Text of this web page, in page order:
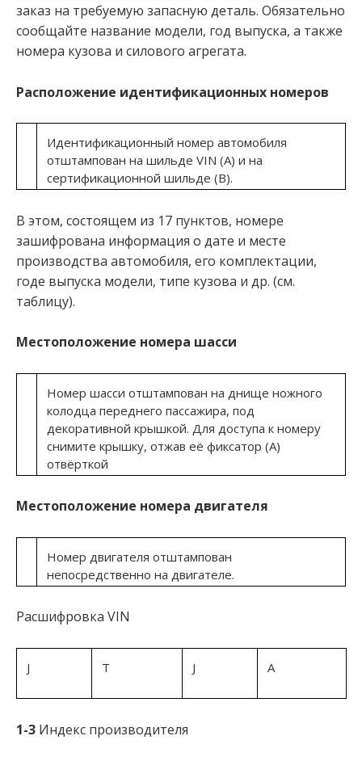
заказ на требуемую запасную деталь. Обязательно
сообщайте название модели, год выпуска, а также
номера кузова и силового агрегата.
Расположение идентификационных номеров
Идентификационный номер автомобиля
отштампован на шильде VIN (A) и на
сертификационной шильде (B).
В этом, состоящем из 17 пунктов, номере
зашифрована информация о дате и месте
производства автомобиля, его комплектации,
годе выпуска модели, типе кузова и др. (см.
таблицу).
Местоположение номера шасси
Номер шасси отштампован на днище ножного
колодца переднего пассажира, под
декоративной крышкой. Для доступа к номеру
снимите крышку, отжав её фиксатор (A)
отвёрткой
Местоположение номера двигателя
Номер двигателя отштампован
непосредственно на двигателе.
Расшифровка VIN
J T J A
1-3 Индекс производителя